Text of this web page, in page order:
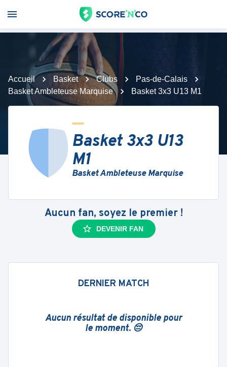
Accueil Basket Clubs
Pas-de-Calais
Basket Ambleteuse Marquise
Basket 3x3 U13 M1
Basket 3x3 U13
M1
Basket Ambleteuse Marquise
Aucun fan, soyez le premier !
DEVENIR FAN
DERNIER MATCH
Aucun résultat de disponible pour
le moment. 😔